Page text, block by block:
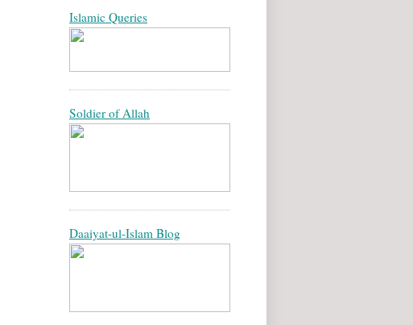
Islamic Queries
Soldier of Allah
Daaiyat-ul-Islam Blog